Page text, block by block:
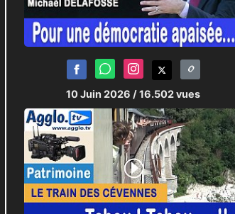
10 Juin 2026 / 16.502 vues